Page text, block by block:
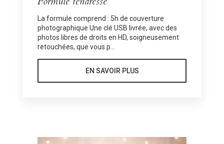
La formule comprend : 5h de couverture
photographique Une clé USB livrée, avec des
photos libres de droits en HD, soigneusement
retouchées, que vous p...
EN SAVOIR PLUS